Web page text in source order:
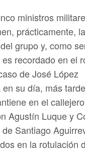
ministros
prácticamente,
grupo y, como
recordado en el
de José López
su día, más tarde
en el
Agustín Luque y
Santiago
en la rotulación